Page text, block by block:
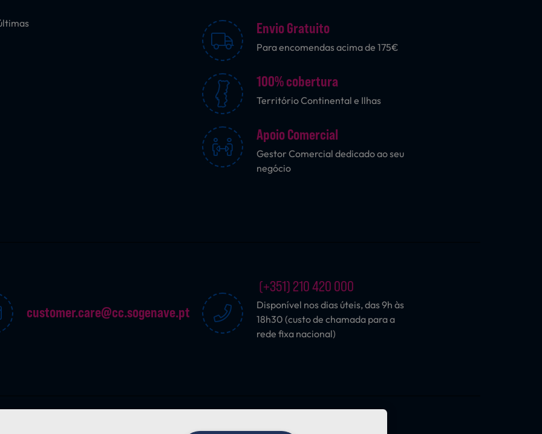
Envio Gratuito
Para encomendas acima de 175€
100% cobertura
Território Continental e Ilhas
Apoio Comercial
Gestor Comercial dedicado ao seu
negócio
customer.care@cc.sogenave.pt
(+351) 210 420 000
Disponível nos dias úteis, das 9h às
18h30 (custo de chamada para a
rede fixa nacional)